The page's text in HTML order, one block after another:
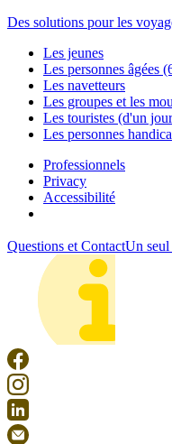
Des solutions pour les
Les jeunes
Les personnes âgées
Les navetteurs
Les groupes et les
Les touristes (d'un
Les personnes
Professionnels
Privacy
Accessibilité
Questions et ContactUn seul